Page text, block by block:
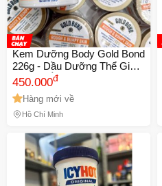
Kem Dưỡng Body Gold Bond
226g - Dầu Dưỡng Thể Giúp
Dưỡng Ẩm, Phục Hồi Da
Khô, Chăm Sóc Da Mềm Mại
và Sáng khỏe
450.000đ
Hàng mới về
Hồ Chí Minh